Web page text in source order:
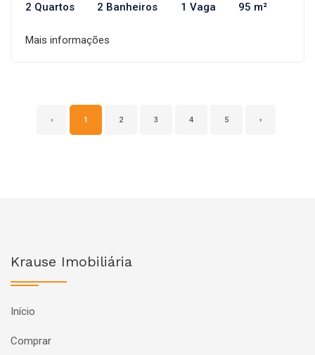
2 Quartos 2 Banheiros 1 Vaga 95 m²
Mais informações
‹ 1 2 3 4 5 ›
Krause Imobiliária
Início
Comprar